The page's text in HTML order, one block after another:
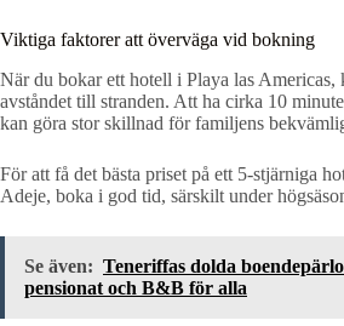
Viktiga faktorer att överväga vid bokning
När du bokar ett hotell i Playa las Americas,
avståndet till stranden. Att ha cirka 10
kan göra stor skillnad för familjens
För att få det bästa priset på ett 5-stjärniga
Adeje, boka i god tid, särskilt under
Se även: Teneriffas dolda
pensionat och B&B för alla